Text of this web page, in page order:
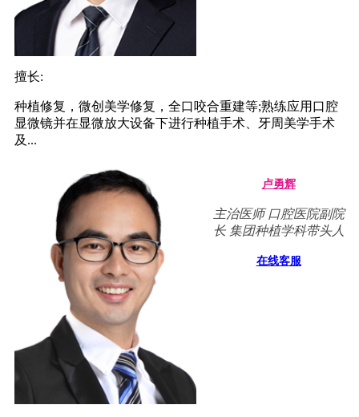
擅长:
种植修复，微创美学修复，全口咬合重建等;熟练应用口腔
显微镜并在显微放大设备下进行种植手术、牙周美学手术
及...
卢勇辉
主治医师 口腔医院副院
长 集团种植学科带头人
在线客服